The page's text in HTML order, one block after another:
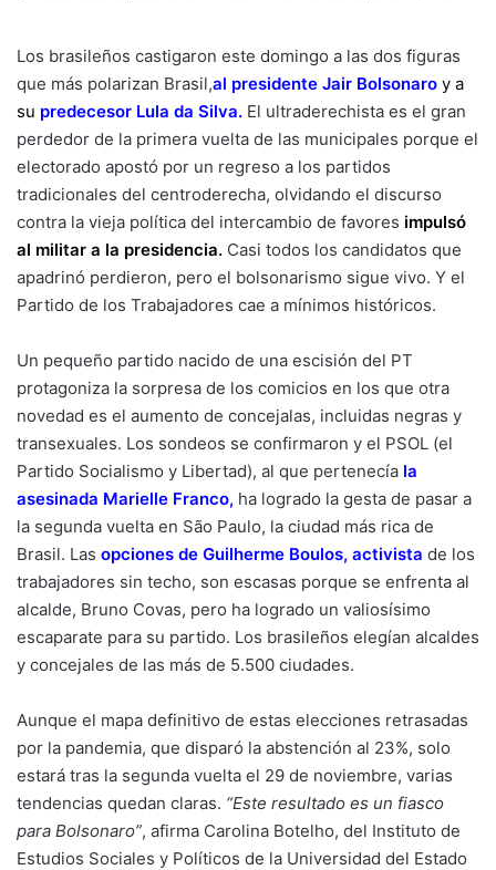
Los brasileños castigaron este domingo a las dos figuras
que más polarizan Brasil,al presidente Jair Bolsonaro y a
su predecesor Lula da Silva. El ultraderechista es el gran
perdedor de la primera vuelta de las municipales porque el
electorado apostó por un regreso a los partidos
tradicionales del centroderecha, olvidando el discurso
contra la vieja política del intercambio de favores impulsó
al militar a la presidencia. Casi todos los candidatos que
apadrinó perdieron, pero el bolsonarismo sigue vivo. Y el
Partido de los Trabajadores cae a mínimos históricos.
Un pequeño partido nacido de una escisión del PT
protagoniza la sorpresa de los comicios en los que otra
novedad es el aumento de concejalas, incluidas negras y
transexuales. Los sondeos se confirmaron y el PSOL (el
Partido Socialismo y Libertad), al que pertenecía la
asesinada Marielle Franco, ha logrado la gesta de pasar a
la segunda vuelta en São Paulo, la ciudad más rica de
Brasil. Las opciones de Guilherme Boulos, activista de los
trabajadores sin techo, son escasas porque se enfrenta al
alcalde, Bruno Covas, pero ha logrado un valiosísimo
escaparate para su partido. Los brasileños elegían alcaldes
y concejales de las más de 5.500 ciudades.
Aunque el mapa definitivo de estas elecciones retrasadas
por la pandemia, que disparó la abstención al 23%, solo
estará tras la segunda vuelta el 29 de noviembre, varias
tendencias quedan claras. “Este resultado es un fiasco
para Bolsonaro”, afirma Carolina Botelho, del Instituto de
Estudios Sociales y Políticos de la Universidad del Estado